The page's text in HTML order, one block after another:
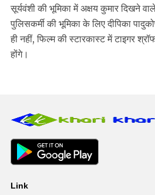
सूर्यवंशी की भूमिका में अक्षय कुमार दिखने
पुलिसकर्मी की भूमिका के लिए दीपिका
ही नहीं, फिल्म की स्टारकास्ट में टाइगर
होंगे।
Link